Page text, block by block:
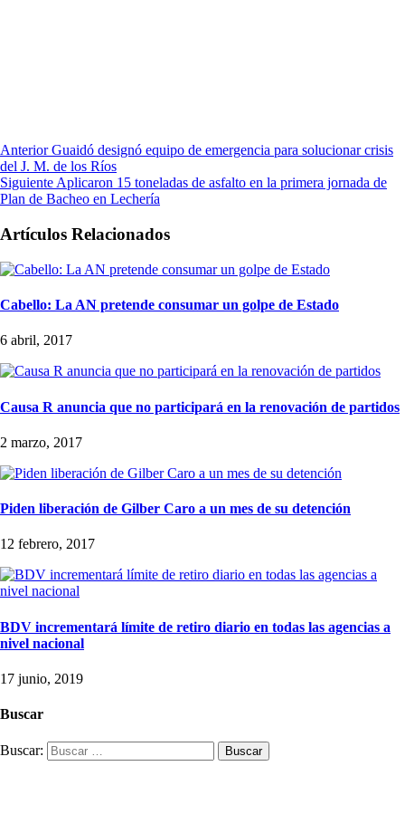
Anterior Guaidó designó equipo de emergencia para solucionar crisis
del J. M. de los Ríos
Siguiente Aplicaron 15 toneladas de asfalto en la primera jornada de
Plan de Bacheo en Lechería
Artículos Relacionados
Cabello: La AN pretende consumar un golpe de Estado
6 abril, 2017
Causa R anuncia que no participará en la renovación de partidos
2 marzo, 2017
Piden liberación de Gilber Caro a un mes de su detención
12 febrero, 2017
BDV incrementará límite de retiro diario en todas las agencias a
nivel nacional
17 junio, 2019
Buscar
Buscar: